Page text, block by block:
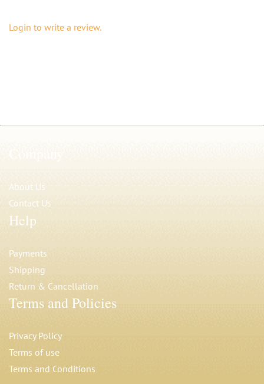
Login to write a review.
About Us
Contact Us
Help
Payments
Shipping
Return & Cancellation
Terms and Policies
Privacy Policy
Terms of use
Terms and Conditions